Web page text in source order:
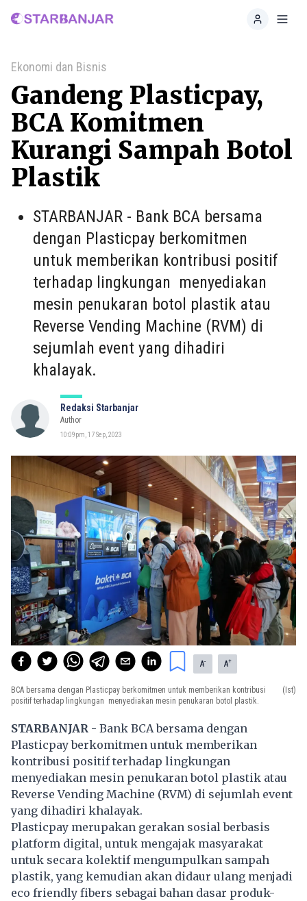
Home
Ekonomi dan Bisnis
Gandeng Plasticpay,
BCA Komitmen
Kurangi Sampah Botol
Plastik
STARBANJAR - Bank BCA bersama
dengan Plasticpay berkomitmen
untuk memberikan kontribusi positif
terhadap lingkungan menyediakan
mesin penukaran botol plastik atau
Reverse Vending Machine (RVM) di
sejumlah event yang dihadiri
khalayak.
Redaksi Starbanjar
Author
10:09pm, 17 Sep, 2023
A- A+
BCA bersama dengan Plasticpay berkomitmen untuk memberikan kontribusi
positif terhadap lingkungan menyediakan mesin penukaran botol plastik.
(Ist)
STARBANJAR - Bank BCA bersama dengan
Plasticpay berkomitmen untuk memberikan
kontribusi positif terhadap lingkungan
menyediakan mesin penukaran botol plastik atau
Reverse Vending Machine (RVM) di sejumlah event
yang dihadiri khalayak.
Plasticpay merupakan gerakan sosial berbasis
platform digital, untuk mengajak masyarakat
untuk secara kolektif mengumpulkan sampah
plastik, yang kemudian akan didaur ulang menjadi
eco friendly fibers sebagai bahan dasar produk-